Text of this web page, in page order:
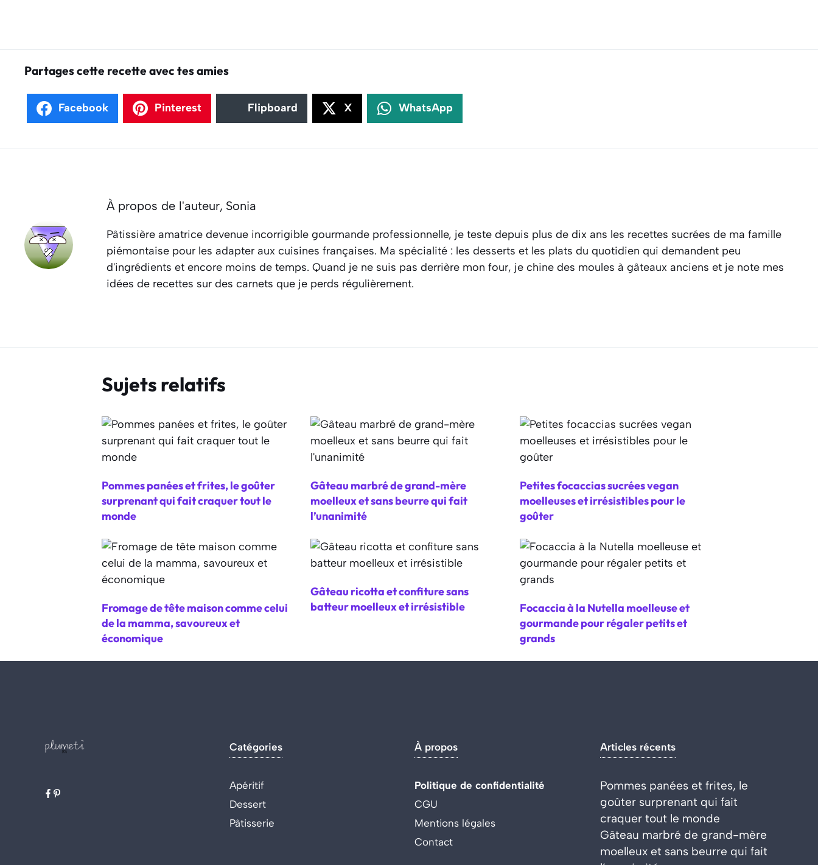
Partages cette recette avec tes amies
Facebook Pinterest Flipboard X WhatsApp
À propos de l'auteur, Sonia
Pâtissière amatrice devenue incorrigible gourmande professionnelle, je teste depuis plus de dix ans les recettes sucrées de ma famille
piémontaise pour les adapter aux cuisines françaises. Ma spécialité : les desserts et les plats du quotidien qui demandent peu
d'ingrédients et encore moins de temps. Quand je ne suis pas derrière mon four, je chine des moules à gâteaux anciens et je note mes
idées de recettes sur des carnets que je perds régulièrement.
Sujets relatifs
Pommes panées et frites, le goûter
surprenant qui fait craquer tout le
monde
Gâteau marbré de grand-mère
moelleux et sans beurre qui fait
l’unanimité
Petites focaccias sucrées vegan
moelleuses et irrésistibles pour le
goûter
Fromage de tête maison comme celui
de la mamma, savoureux et
économique
Gâteau ricotta et confiture sans
batteur moelleux et irrésistible
Focaccia à la Nutella moelleuse et
gourmande pour régaler petits et
grands
Catégories
Apéritif
Dessert
Pâtisserie
À propos
Politique de confidentialité
CGU
Mentions légales
Contact
Articles récents
Pommes panées et frites, le
goûter surprenant qui fait
craquer tout le monde
Gâteau marbré de grand-mère
moelleux et sans beurre qui fait